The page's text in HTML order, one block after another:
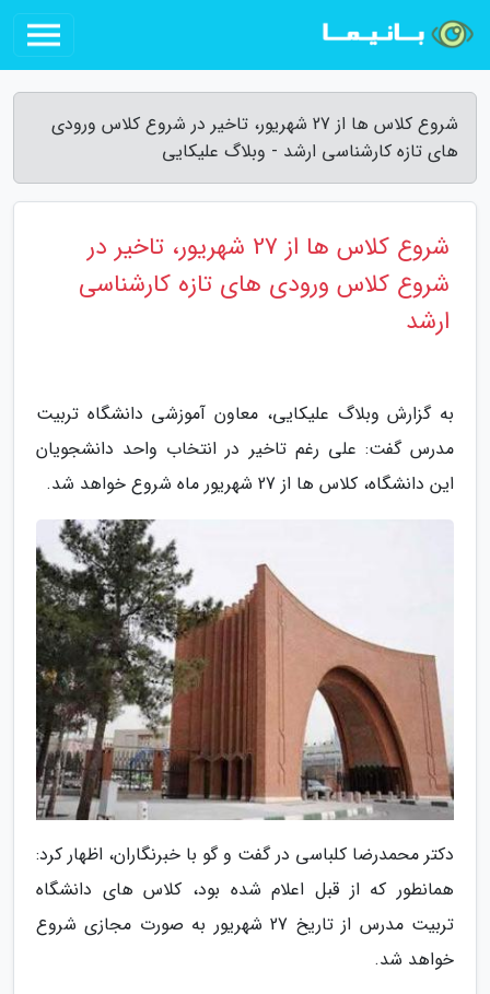
شروع کلاس ها از 27 شهریور، تاخیر در شروع کلاس ورودی
های تازه کارشناسی ارشد - وبلاگ علیکایی
شروع کلاس ها از 27 شهریور، تاخیر در
شروع کلاس ورودی های تازه کارشناسی
ارشد
به گزارش وبلاگ علیکایی، معاون آموزشی دانشگاه تربیت
مدرس گفت: علی رغم تاخیر در انتخاب واحد دانشجویان
این دانشگاه، کلاس ها از 27 شهریور ماه شروع خواهد شد.
دکتر محمدرضا کلباسی در گفت و گو با خبرنگاران، اظهار کرد:
همانطور که از قبل اعلام شده بود، کلاس های دانشگاه
تربیت مدرس از تاریخ 27 شهریور به صورت مجازی شروع
خواهد شد.